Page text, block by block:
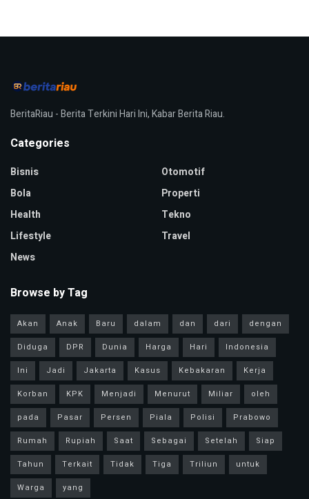
BeritaRiau - Berita Terkini Hari Ini, Kabar Berita Riau.
Categories
Bisnis
Bola
Health
Lifestyle
News
Otomotif
Properti
Tekno
Travel
Browse by Tag
Akan Anak Baru dalam dan dari
dengan
Diduga
DPR Dunia Harga Hari
Indonesia
Ini
Jadi Jakarta Kasus Kebakaran
Kerja
Korban
KPK Menjadi Menurut Miliar
oleh
pada
Pasar Persen Piala Polisi
Prabowo
Rumah
Rupiah Saat Sebagai Setelah
Siap
Tahun
Terkait Tidak Tiga Triliun
untuk
Warga
yang